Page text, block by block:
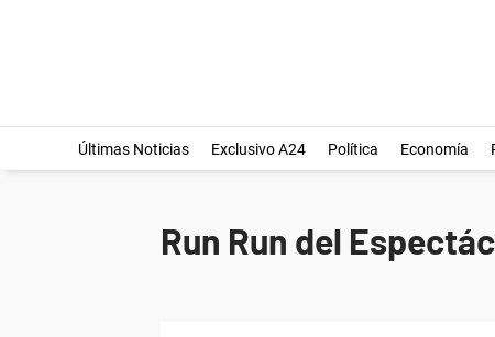
Últimas Noticias Exclusivo A24 Política Economía
Run Run del